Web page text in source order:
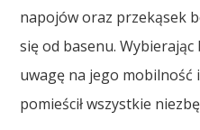
napojów oraz przekąsek
się od basenu.
uwagę na jego
pomieścił wszystkie